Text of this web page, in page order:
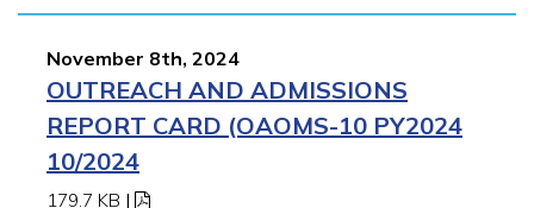
November 8th, 2024
OUTREACH AND ADMISSIONS
REPORT CARD (OAOMS-10 PY2024
10/2024
179.7 KB |